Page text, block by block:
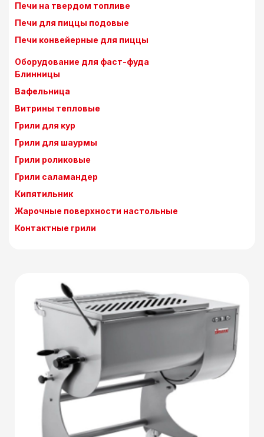
Печи на твердом топливе
Печи для пиццы подовые
Печи конвейерные для пиццы
Оборудование для фаст-фуда
Блинницы
Вафельница
Витрины тепловые
Грили для кур
Грили для шаурмы
Грили роликовые
Грили саламандер
Кипятильник
Жарочные поверхности настольные
Контактные грили